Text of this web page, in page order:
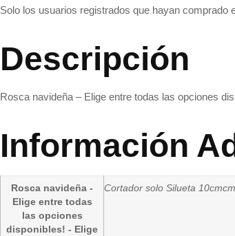
Solo los usuarios registrados que hayan comprado
Descripción
Rosca navideña – Elige entre todas las opciones
Información
Rosca navideña -
Elige entre todas
las opciones
disponibles! - Elige
Cortador solo Silueta